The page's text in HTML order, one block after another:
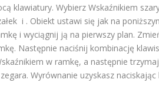
klawiatury. Wybierz Wskaźnikiem
i . Obiekt ustawi się jak na
i wyciągnij ją na pierwszy plan.
Następnie naciśnij kombinację
w ramkę, a następnie
Wyrównanie uzyskasz